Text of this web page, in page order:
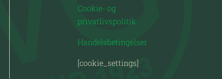
Cookie- og
privatlivspolitik
Handelsbetingelser
[cookie_settings]